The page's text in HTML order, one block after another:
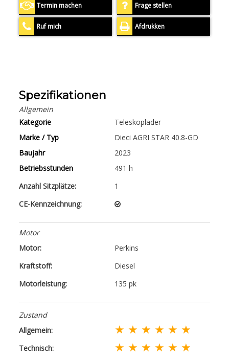
Termin machen Frage stellen
Ruf mich Afdrukken
Spezifikationen
Allgemein
Kategorie
Teleskoplader
Marke / Typ
Dieci AGRI STAR 40.8-GD
Baujahr
2023
Betriebsstunden
491 h
Anzahl Sitzplätze:
1
CE-Kennzeichnung:
Motor
Motor:
Perkins
Kraftstoff:
Diesel
Motorleistung:
135 pk
Zustand
Allgemein:
★ ★ ★ ★ ★ ★
Technisch: ★ ★ ★ ★ ★ ★